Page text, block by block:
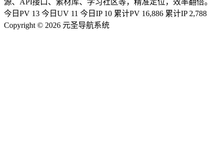
源、API接口、素材库、学习社区等，精准定位，效率翻倍。
今日PV 13 今日UV 11 今日IP 10 累计PV 16,886 累计IP 2,788
Copyright © 2026 元圣导航系统